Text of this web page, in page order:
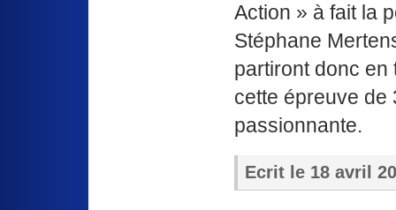
Action » à fait la
Stéphane
partiront donc
cette épreuve de
passionnante.
Ecrit le 18 avril